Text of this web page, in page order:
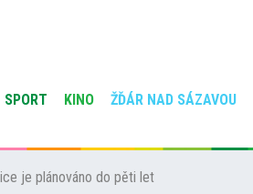
SPORT KINO ŽĎÁR NAD SÁZAVOU
je plánováno do pěti let